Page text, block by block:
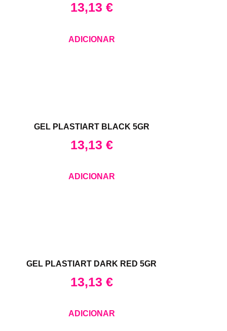
13,13 €
ADICIONAR
GEL PLASTIART BLACK 5GR
13,13 €
ADICIONAR
GEL PLASTIART DARK RED 5GR
13,13 €
ADICIONAR